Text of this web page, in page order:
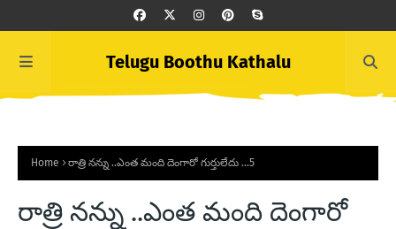
Telugu Boothu Kathalu
Home రాత్రి నన్ను ..ఎంత మంది దెంగారో గుర్తులేదు ...5
రాత్రి నన్ను ..ఎంత మంది దెంగారో